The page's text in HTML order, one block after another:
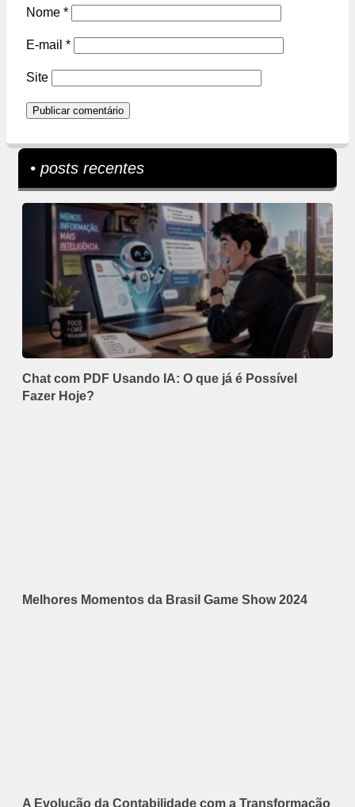
Nome *
E-mail *
Site
• posts recentes
Chat com PDF Usando IA: O que já é Possível
Fazer Hoje?
Melhores Momentos da Brasil Game Show 2024
A Evolução da Contabilidade com a Transformação